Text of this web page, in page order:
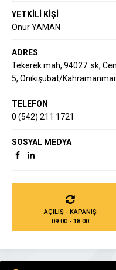
YETKİLİ KİŞİ
Onur YAMAN
ADRES
Tekerek mah, 94027. sk,
5, Onikişubat/
TELEFON
0 (542) 211 1721
SOSYAL MEDYA
AÇILIŞ - KAPANIŞ
09:00 - 18:00